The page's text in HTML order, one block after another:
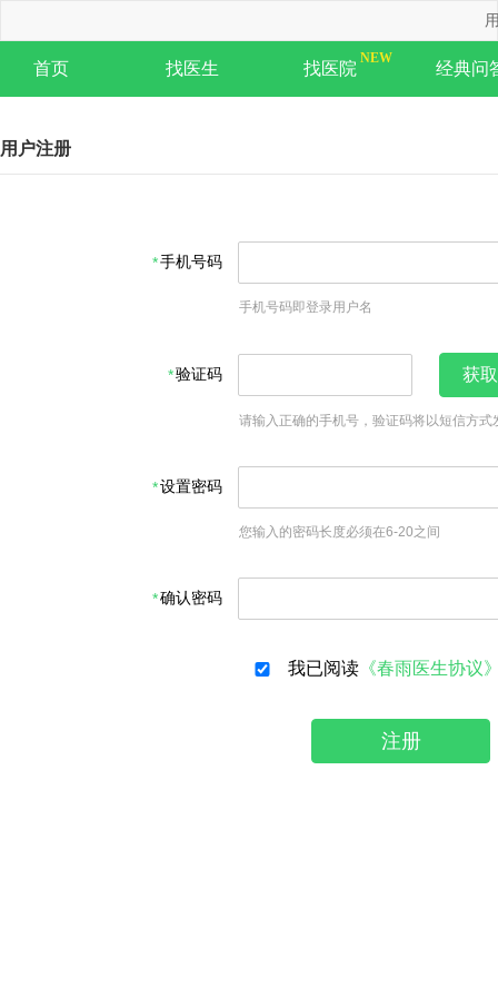
首页 找医生 找医院 经典问
用户注册
手机号码
手机号码即登录用户名
验证码 获
请输入正确的手机号，验证码将以短信方式
设置密码
您输入的密码长度必须在6-20之间
确认密码
我已阅读 《春雨医生协议
注册